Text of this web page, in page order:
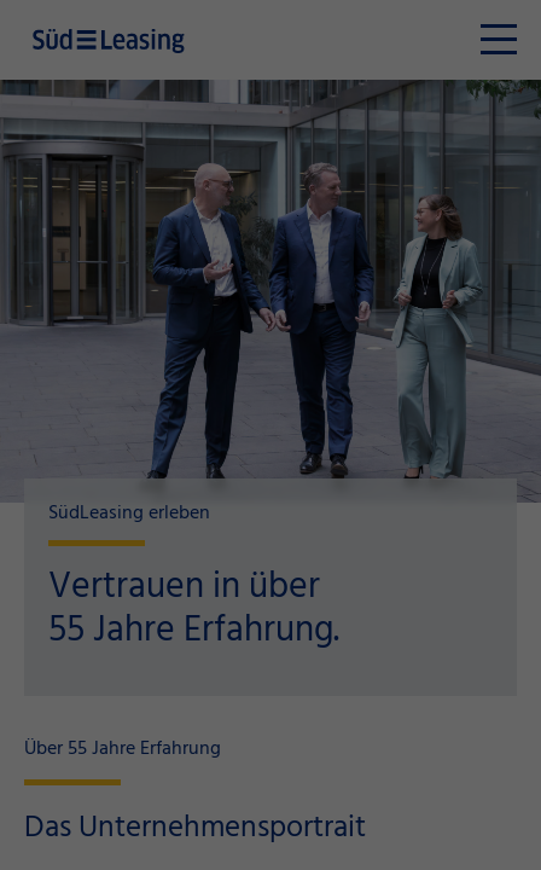
SüdLeasing erleben
Vertrauen in über
55 Jahre Erfahrung.
Über 55 Jahre Erfahrung
Das Unternehmensportrait